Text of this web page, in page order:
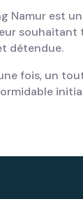
Namur est
souhaitant
détendue.
fois, un